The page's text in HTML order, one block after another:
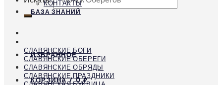
ИЗБРАННОЕ
КОРЗИНА /0₽
КОНТАКТЫ
БАЗА ЗНАНИЙ
СЛАВЯНСКИЕ БОГИ
СЛАВЯНСКИЕ ОБЕРЕГИ
СЛАВЯНСКИЕ ОБРЯДЫ
СЛАВЯНСКИЕ ПРАЗДНИКИ